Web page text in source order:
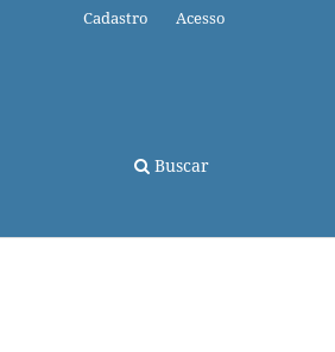
Buscar
Cadastro Acesso